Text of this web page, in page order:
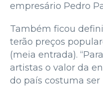
empresário Pedro
Também ficou
terão preços
(meia entrada).
artistas o valor da
do país costuma ser